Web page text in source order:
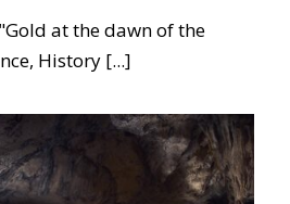
at the dawn of the
History [...]